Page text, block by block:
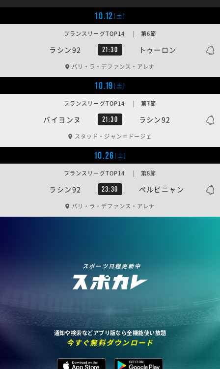
10.12[土]
ラシン92 21:30 トゥーロン
フランスリーグTOP14 | 第6節
パリ・ラ・デファンス・アレナ
10.19[土]
バイヨンヌ 21:30 ラシン92
フランスリーグTOP14 | 第7節
スタッド・ジャン＝ドージェ
10.26[土]
ラシン92 23:30 ペルピニャン
フランスリーグTOP14 | 第8節
パリ・ラ・デファンス・アレナ
スポーツ日程更新中
通知や検索などアプリ版なら全機能使い放題
今すぐ無料ダウンロード